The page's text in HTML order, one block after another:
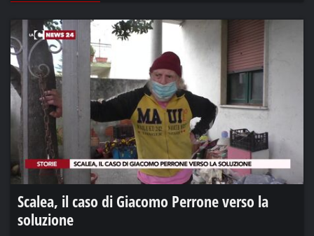
Scalea, il caso di Giacomo Perrone verso la
soluzione